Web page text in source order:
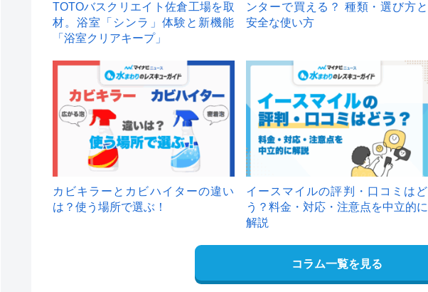
TOTOバスクリエイト佐倉工場を取
材。浴室「シンラ」体験と新機能
「浴室クリアキープ」
ンターで買える？ 種類・選び方と
安全な使い方
カビキラーとカビハイターの違い
は？使う場所で選ぶ！
イースマイルの評判・口コミはど
う？料金・対応・注意点を中立的に
解説
コラム一覧を見る